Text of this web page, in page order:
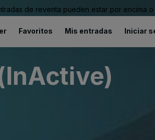
de reventa pueden estar por encima
Favoritos Mis entradas Iniciar